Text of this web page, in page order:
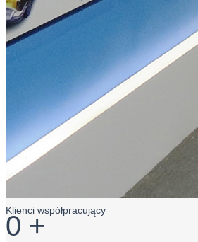
Klienci współpracujący
0 +